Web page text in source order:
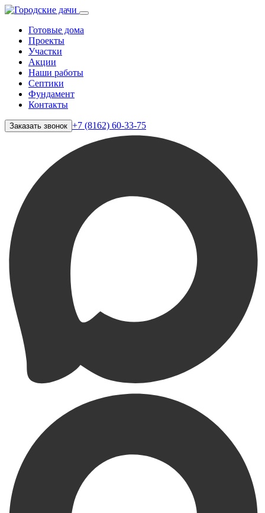
Готовые дома
Проекты
Участки
Акции
Наши работы
Септики
Фундамент
Контакты
Заказать звонок +7 (8162) 60-33-75